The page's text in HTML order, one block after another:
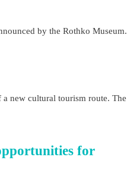
by the Rothko Museum.
new cultural tourism route. The
for